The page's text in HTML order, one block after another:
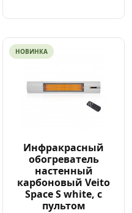
НОВИНКА
Инфракрасный
обогреватель
настенный
карбоновый Veito
Space S white, с
пультом